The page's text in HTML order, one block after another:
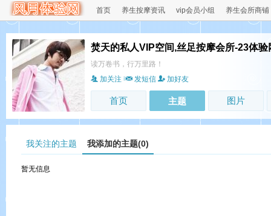
首页 养生按摩资讯 vip会员小组 养生会所商铺
焚天的私人VIP空间,丝足按摩会所-23体验
读万卷书，行万里路！
加关注
发短信 加好友
首页 主题 图片
我关注的主题 我添加的主题(0)
暂无信息